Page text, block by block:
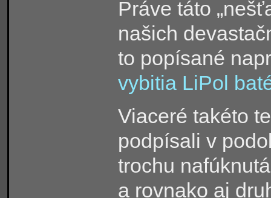
Práve táto
našich
to popísané
vybitia LiPol
Viaceré takéto
podpísali v
trochu
a rovnako aj